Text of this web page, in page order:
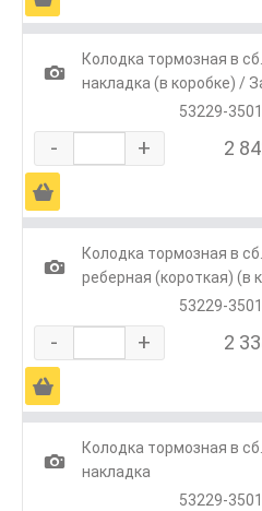
1
Колодка тормозная в
накладка (в коробке) /
53229-
- + 2
Ä
1
Колодка тормозная в
реберная (короткая) (в
53229-
- + 2
Ä
1
Колодка тормозная в
накладка
53229-